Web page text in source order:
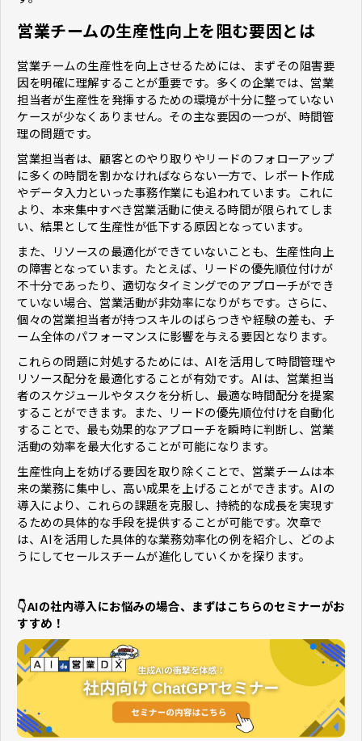
営業チームの生産性向上を阻む要因とは
営業チームの生産性を向上させるためには、まずその阻害要
因を明確に理解することが重要です。多くの企業では、営業
担当者が生産性を発揮するための環境が十分に整っていない
ケースが少なくありません。その主な要因の一つが、時間管
理の問題です。
営業担当者は、顧客とのやり取りやリードのフォローアップ
に多くの時間を割かなければならない一方で、レポート作成
やデータ入力といった事務作業にも追われています。これに
より、本来集中すべき営業活動に使える時間が限られてしま
い、結果として生産性が低下する原因となっています。
また、リソースの最適化ができていないことも、生産性向上
の障害となっています。たとえば、リードの優先順位付けが
不十分であったり、適切なタイミングでのアプローチができ
ていない場合、営業活動が非効率になりがちです。さらに、
個々の営業担当者が持つスキルのばらつきや経験の差も、チ
ーム全体のパフォーマンスに影響を与える要因となります。
これらの問題に対処するためには、AIを活用して時間管理や
リソース配分を最適化することが有効です。AIは、営業担当
者のスケジュールやタスクを分析し、最適な時間配分を提案
することができます。また、リードの優先順位付けを自動化
することで、最も効果的なアプローチを瞬時に判断し、営業
活動の効率を最大化することが可能になります。
生産性向上を妨げる要因を取り除くことで、営業チームは本
来の業務に集中し、高い成果を上げることができます。AIの
導入により、これらの課題を克服し、持続的な成長を実現す
るための具体的な手段を提供することが可能です。次章で
は、AIを活用した具体的な業務効率化の例を紹介し、どのよ
うにしてセールスチームが進化していくかを探ります。
👇AIの社内導入にお悩みの場合、まずはこちらのセミナーがお
すすめ！